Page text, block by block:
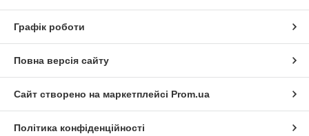
Графік роботи
Повна версія сайту
Сайт створено на маркетплейсі Prom.ua
Політика конфіденційності